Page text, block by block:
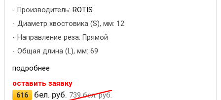
Производитель: ROTIS
Диаметр хвостовика (S), мм: 12
Направление реза: Прямой
Общая длина (L), мм: 69
подробнее
оставить заявку
616
бел. руб. 739бел. руб.